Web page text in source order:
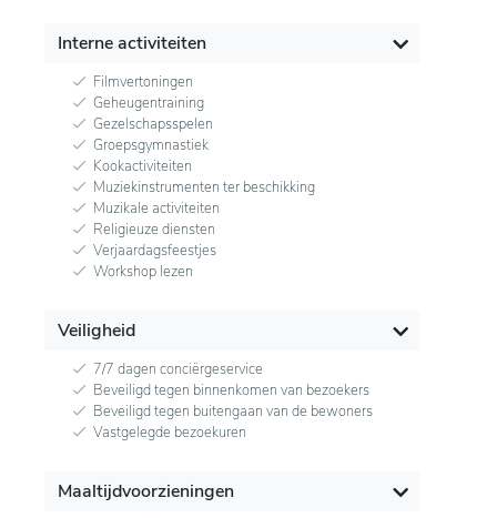
Interne activiteiten
Filmvertoningen
Geheugentraining
Gezelschapsspelen
Groepsgymnastiek
Kookactiviteiten
Muziekinstrumenten ter beschikking
Muzikale activiteiten
Religieuze diensten
Verjaardagsfeestjes
Workshop lezen
Veiligheid
7/7 dagen conciërgeservice
Beveiligd tegen binnenkomen van bezoekers
Beveiligd tegen buitengaan van de bewoners
Vastgelegde bezoekuren
Maaltijdvoorzieningen